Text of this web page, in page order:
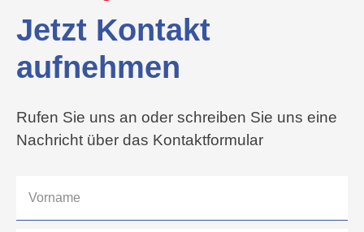
Jetzt Kontakt
aufnehmen
Rufen Sie uns an oder schreiben Sie uns eine
Nachricht über das Kontaktformular